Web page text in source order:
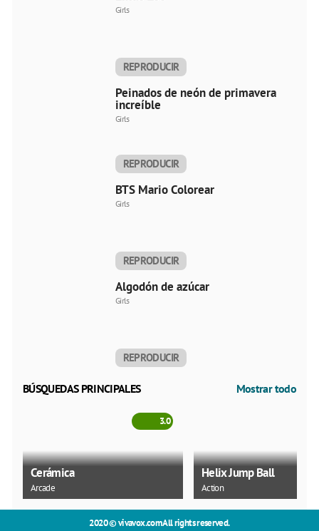
Girls
REPRODUCIR
Peinados de neón de primavera
increíble
Girls
REPRODUCIR
BTS Mario Colorear
Girls
REPRODUCIR
AHORA
Algodón de azúcar
Girls
REPRODUCIR
BÚSQUEDAS PRINCIPALES Mostrar todo
Cerámica
Arcade
3.0
Helix Jump Ball
Action
4.3
2020 ©vivavox.comAll rights reserved.